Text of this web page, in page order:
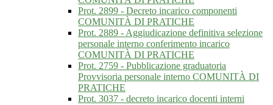
Prot. 2899 - Decreto incarico componenti
COMUNITÀ DI PRATICHE
Prot. 2889 - Aggiudicazione definitiva selezione
personale interno conferimento incarico
COMUNITÀ DI PRATICHE
Prot. 2759 - Pubblicazione graduatoria
Provvisoria personale interno COMUNITÀ DI
PRATICHE
Prot. 3037 - decreto incarico docenti interni